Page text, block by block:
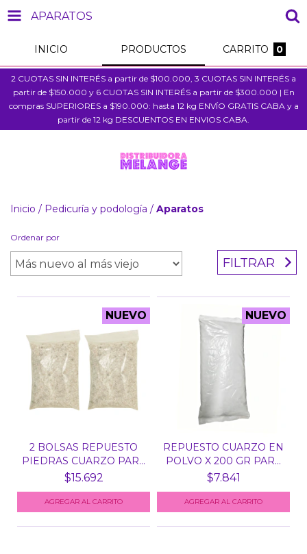
APARATOS
INICIO PRODUCTOS CARRITO 0
2 CUOTAS SIN INTERÉS a partir de $100.000, 3 CUOTAS SIN INTERÉS a
partir de $150.000 y 6 CUOTAS SIN INTERÉS a partir de $300.000 | En
compras SUPERIORES a $190.000: hasta 12 kg ENVÍO GRATIS CABA y a
partir de 12 kg DESCUENTOS EN ENVIOS CABA.
Inicio / Pedicuría y podología / Aparatos
Ordenar por
FILTRAR
NUEVO
2 BOLSAS REPUESTO
PIEDRAS CUARZO PARA
ES...
$15.692
NUEVO
REPUESTO CUARZO EN
POLVO X 200 GR PARA
E...
$7.841